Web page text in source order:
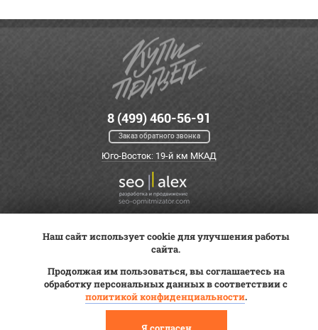
8 (499) 460-56-91
Заказ обратного звонка
Юго-Восток: 19-й км МКАД
Постановка на учет
Трейд-ин
Статьи
ВК Видео
© 2012—2026 «Купи прицеп»™ (ООО «Авангард», ИНН 9723035587)
Наш сайт использует cookie для улучшения работы
сайта.
Продолжая им пользоваться, вы соглашаетесь на
обработку персональных данных в соответствии с
политикой конфиденциальности.